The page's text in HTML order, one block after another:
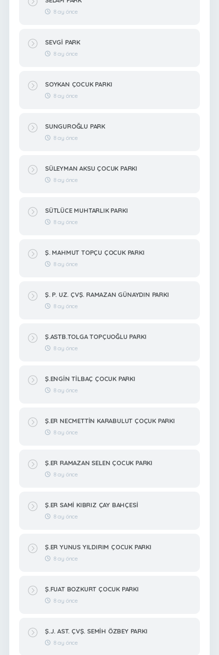
8 ay önce
SEVGİ PARK
8 ay önce
SOYKAN ÇOCUK PARKI
8 ay önce
SUNGUROĞLU PARK
8 ay önce
SÜLEYMAN AKSU ÇOCUK PARKI
8 ay önce
SÜTLÜCE MUHTARLIK PARKI
8 ay önce
Ş. MAHMUT TOPÇU ÇOCUK PARKI
8 ay önce
Ş. P. UZ. ÇVŞ. RAMAZAN GÜNAYDIN PARKI
8 ay önce
Ş.ASTB.TOLGA TOPÇUOĞLU PARKI
8 ay önce
Ş.ENGİN TİLBAÇ ÇOCUK PARKI
8 ay önce
Ş.ER NECMETTİN KARABULUT ÇOÇUK PARKI
8 ay önce
Ş.ER RAMAZAN SELEN ÇOCUK PARKI
8 ay önce
Ş.ER SAMİ KIBRIZ ÇAY BAHÇESİ
8 ay önce
Ş.ER YUNUS YILDIRIM ÇOCUK PARKI
8 ay önce
Ş.FUAT BOZKURT ÇOCUK PARKI
8 ay önce
Ş.J. AST. ÇVŞ. SEMİH ÖZBEY PARKI
8 ay önce